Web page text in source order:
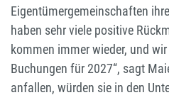
Eigentümergemeinschaften
haben sehr viele positive
kommen immer wieder, und
Buchungen für 2027“, sagt
anfallen, würden sie in den